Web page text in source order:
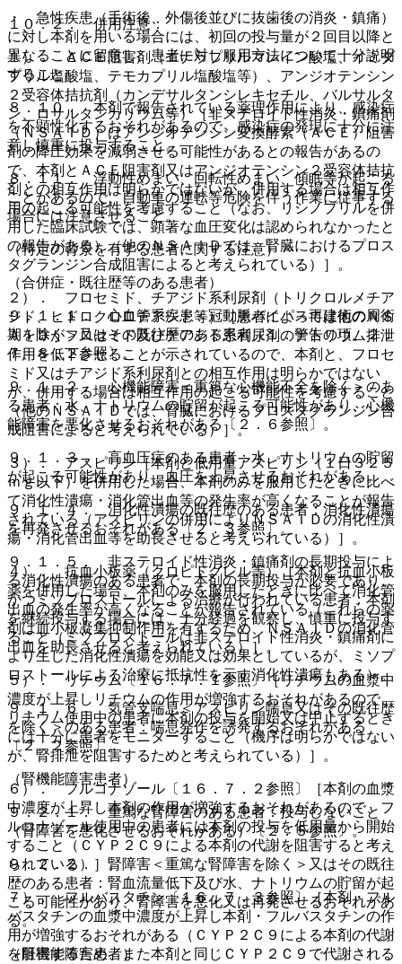
１０．２． 併用注意：
１）． ＡＣＥ阻害剤（エナラプリルマレイン酸塩、イミダ
プリル塩酸塩、テモカプリル塩酸塩等）、アンジオテンシン
２受容体拮抗剤（カンデサルタンシレキセチル、バルサルタ
ン、ロサルタンカリウム等）［非ステロイド性消炎・鎮痛剤
（ＮＳＡＩＤ）はアンジオテンシン変換酵素（ＡＣＥ）阻害
剤の降圧効果を減弱させる可能性があるとの報告があるの
で、本剤とＡＣＥ阻害剤又はアンジオテンシン２受容体拮抗
剤との相互作用は明らかではないが、併用する場合は相互作
用の起こる可能性を考慮すること（なお、リシノプリルを併
用した臨床試験では、顕著な血圧変化は認められなかったと
の報告がある）（他のＮＳＡＩＤでは、腎臓におけるプロス
タグランジン合成阻害によると考えられている）］。
２）． フロセミド、チアジド系利尿剤（トリクロルメチア
ジド、ヒドロクロロチアジド等）［患者によっては他のＮＳ
ＡＩＤがフロセミド及びチアジド系利尿剤のナトリウム排泄
作用を低下させることが示されているので、本剤と、フロセ
ミド又はチアジド系利尿剤との相互作用は明らかではない
が、併用する場合は相互作用の起こる可能性を考慮すること
（他のＮＳＡＩＤでは、腎臓におけるプロスタグランジン合
成阻害によると考えられている）］。
３）． アスピリン［本剤と低用量アスピリン（１日３２５
ｍｇ以下）を併用した場合、本剤のみを服用したときに比べ
て消化性潰瘍・消化管出血等の発生率が高くなることが報告
されている（アスピリンの併用によりＮＳＡＩＤの消化性潰
瘍・消化管出血等を助長させると考えられている）］。
４）． 抗血小板薬（クロピドグレル等）［本剤と抗血小板
薬を併用した場合、本剤のみを服用したときに比べて消化管
出血の発生率が高くなることが報告されている（これらの薬
剤は血小板凝集抑制作用を有するため、ＮＳＡＩＤの消化管
出血を助長させると考えられている）］。
５）． リチウム〔１６．７．１参照〕［リチウムの血漿中
濃度が上昇しリチウムの作用が増強するおそれがあるので、
リチウム使用中の患者に本剤の投与を開始又は中止するとき
には十分に患者をモニターすること（機序は明らかではない
が、腎排泄を阻害するためと考えられている）］。
６）． フルコナゾール〔１６．７．２参照〕［本剤の血漿
中濃度が上昇し本剤の作用が増強するおそれがあるので、フ
ルコナゾール使用中の患者には本剤の投与を低用量から開始
すること（ＣＹＰ２Ｃ９による本剤の代謝を阻害すると考え
られている）］。
７）． フルバスタチン〔１６．７．３参照〕［本剤・フル
バスタチンの血漿中濃度が上昇し本剤・フルバスタチンの作
用が増強するおそれがある（ＣＹＰ２Ｃ９による本剤の代謝
を阻害するため、また本剤と同じＣＹＰ２Ｃ９で代謝される
・ 急性疾患（手術後、外傷後並びに抜歯後の消炎・鎮痛）
に対し本剤を用いる場合には、初回の投与量が２回目以降と
異なることに留意し、患者に対し服用方法について十分説明
すること。
８．１０． 本剤で報告されている薬理作用により、感染症
を不顕性化するおそれがあるので、感染症の発現に十分に注
意し慎重に投与すること。
８．１１． 浮動性めまい、回転性めまい、傾眠等が起こる
ことがあるので、自動車の運転等危険を伴う作業に従事する
場合には注意させること。
（特定の背景を有する患者に関する注意）
（合併症・既往歴等のある患者）
９．１．１． 心血管系疾患＜冠動脈バイパス再建術の周術
期を除く＞又はその既往歴のある患者〔１．警告の項、２．
７、８．２参照〕。
９．１．２． 心機能障害＜重篤な心機能不全を除く＞のあ
る患者：水、ナトリウムの貯留が起こる可能性があり、心機
能障害を悪化させるおそれがある〔２．６参照〕。
９．１．３． 高血圧症のある患者：水、ナトリウムの貯留
が起こる可能性があり、血圧を上昇させるおそれがある。
９．１．４． 消化性潰瘍の既往歴のある患者：消化性潰瘍
を再発させるおそれがある〔２．３参照〕。
９．１．５． 非ステロイド性消炎・鎮痛剤の長期投与によ
る消化性潰瘍のある患者で、本剤の長期投与が必要であり、
かつミソプロストールによる治療が行われている患者：本剤
を継続投与する場合には、十分経過を観察し、慎重に投与す
ること（ミソプロストールは非ステロイド性消炎・鎮痛剤に
より生じた消化性潰瘍を効能又は効果としているが、ミソプ
ロストールによる治療に抵抗性を示す消化性潰瘍もある）。
９．１．６． 気管支喘息＜アスピリン喘息又はその既往歴
を除く＞のある患者：喘息発作を誘発するおそれがある
〔２．２参照〕。
（腎機能障害患者）
９．２．１． 重篤な腎障害のある患者：投与しないこと
（腎障害を悪化させるおそれがある）〔２．５参照〕。
９．２．２． 腎障害＜重篤な腎障害を除く＞又はその既往
歴のある患者：腎血流量低下及び水、ナトリウムの貯留が起
こる可能性があり、腎障害を悪化又は再発させるおそれがあ
る。
（肝機能障害患者）